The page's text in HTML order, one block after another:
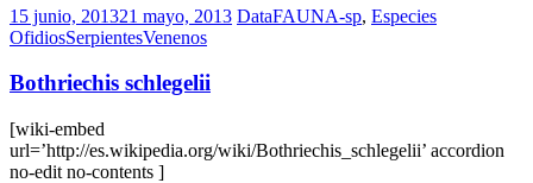
15 junio, 201321 mayo, 2013 DataFAUNA-sp, Especies
OfidiosSerpientesVenenos
Bothriechis schlegelii
[wiki-embed
url=’http://es.wikipedia.org/wiki/Bothriechis_schlegelii’ accordion
no-edit no-contents ]